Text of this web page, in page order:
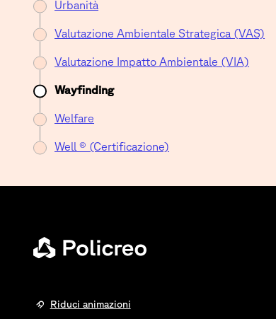
Urbanità
Valutazione Ambientale Strategica (VAS)
Valutazione Impatto Ambientale (VIA)
Wayfinding
Welfare
Well ® (Certificazione)
Riduci animazioni